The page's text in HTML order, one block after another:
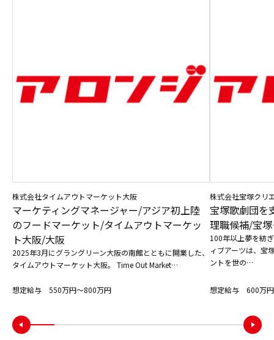
株式会社タイムアウトマーケット大阪
マーケティングマネージャー/アジア初上陸
のフードマーケット/タイムアウトマーケッ
ト大阪/大阪
2025年3月にグラングリーン大阪の南館とともに開業した、
タイムアウトマーケット大阪。 Time Out Market…
想定給与 550万円〜800万円
株式会社宝塚クリ
宝塚歌劇団を
理職候補/宝
100年以上夢を紡
ィブアーツは、宝
ントを世の…
想定給与 600万